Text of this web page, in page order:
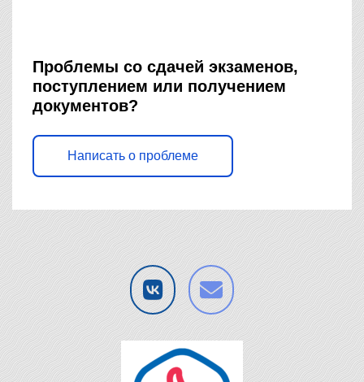
Проблемы со сдачей экзаменов,
поступлением или получением
документов?
Написать о проблеме